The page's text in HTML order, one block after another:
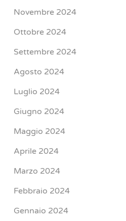
Novembre 2024
Ottobre 2024
Settembre 2024
Agosto 2024
Luglio 2024
Giugno 2024
Maggio 2024
Aprile 2024
Marzo 2024
Febbraio 2024
Gennaio 2024